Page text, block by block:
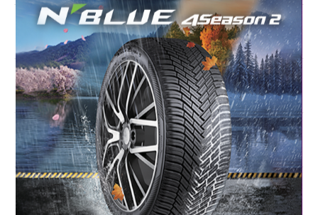
UHP(울트라 하이 퍼포먼스) 타이어란?
연비 좋은 타이어(저회전저항)란? +
올시즌 vs 올웨더 타이어, 같은 건가요? +
OE 타이어와 교체용 타이어의 차이는? +